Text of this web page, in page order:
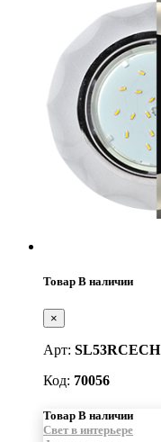
Товар В наличии
×
Арт: SL53RCECH
Код: 70056
Товар В наличии
Свет в интерьере